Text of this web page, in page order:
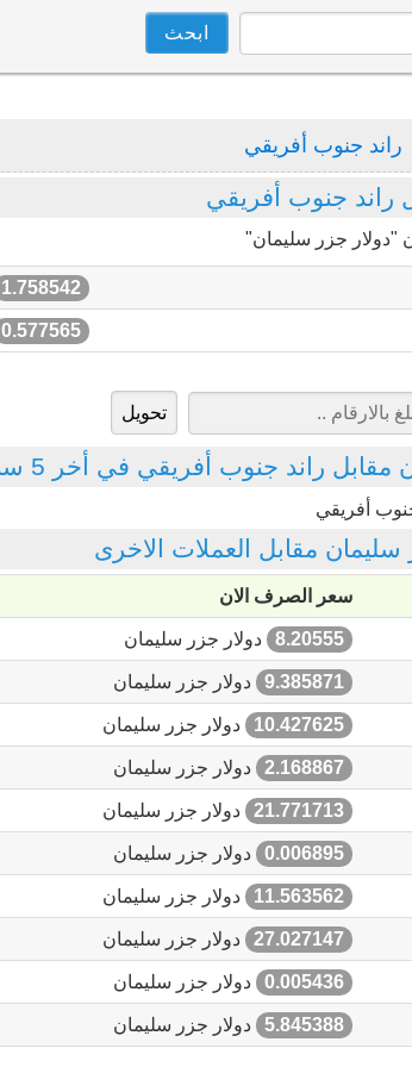
راند جنوب أفريقي
راند جنوب أفريقي
"دولار جزر سليمان"
1.758542
0.577565
راند جنوب أفريقي في أخر 5 سنوات
سليمان مقابل العملات الاخرى
سعر الصرف الان
8.20555 دولار جزر سليمان
9.385871 دولار جزر سليمان
10.427625 دولار جزر سليمان
2.168867 دولار جزر سليمان
21.771713 دولار جزر سليمان
0.006895 دولار جزر سليمان
11.563562 دولار جزر سليمان
27.027147 دولار جزر سليمان
0.005436 دولار جزر سليمان
5.845388 دولار جزر سليمان